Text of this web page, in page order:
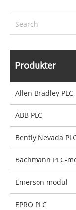
Produkter
Allen Bradley PLC
ABB PLC
Bently Nevada
Bachmann PLC-
Emerson modul
EPRO PLC